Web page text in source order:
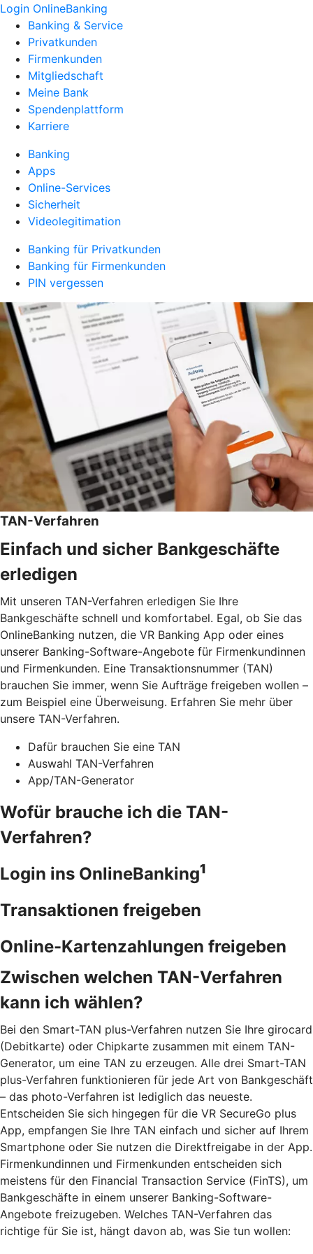
Login OnlineBanking
Banking & Service
Privatkunden
Firmenkunden
Mitgliedschaft
Meine Bank
Spendenplattform
Karriere
Banking
Apps
Online-Services
Sicherheit
Videolegitimation
Banking für Privatkunden
Banking für Firmenkunden
PIN vergessen
TAN-Verfahren
Einfach und sicher Bankgeschäfte
erledigen
Mit unseren TAN-Verfahren erledigen Sie Ihre
Bankgeschäfte schnell und komfortabel. Egal, ob Sie das
OnlineBanking nutzen, die VR Banking App oder eines
unserer Banking-Software-Angebote für Firmenkundinnen
und Firmenkunden. Eine Transaktionsnummer (TAN)
brauchen Sie immer, wenn Sie Aufträge freigeben wollen –
zum Beispiel eine Überweisung. Erfahren Sie mehr über
unsere TAN-Verfahren.
Dafür brauchen Sie eine TAN
Auswahl TAN-Verfahren
App/TAN-Generator
Wofür brauche ich die TAN-
Verfahren?
Login ins OnlineBanking1
Transaktionen freigeben
Online-Kartenzahlungen freigeben
Zwischen welchen TAN-Verfahren
kann ich wählen?
Bei den Smart-TAN plus-Verfahren nutzen Sie Ihre girocard
(Debitkarte) oder Chipkarte zusammen mit einem TAN-
Generator, um eine TAN zu erzeugen. Alle drei Smart-TAN
plus-Verfahren funktionieren für jede Art von Bankgeschäft
– das photo-Verfahren ist lediglich das neueste.
Entscheiden Sie sich hingegen für die VR SecureGo plus
App, empfangen Sie Ihre TAN einfach und sicher auf Ihrem
Smartphone oder Sie nutzen die Direktfreigabe in der App.
Firmenkundinnen und Firmenkunden entscheiden sich
meistens für den Financial Transaction Service (FinTS), um
Bankgeschäfte in einem unserer Banking-Software-
Angebote freizugeben. Welches TAN-Verfahren das
richtige für Sie ist, hängt davon ab, was Sie tun wollen: